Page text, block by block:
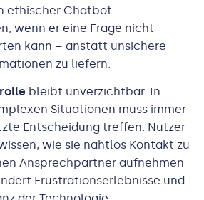
ethischer Chatbot
wenn er eine Frage nicht
kann – anstatt unsichere
zu liefern.
bleibt unverzichtbar. In
Situationen muss immer
Entscheidung treffen. Nutzer
wie sie nahtlos Kontakt zu
Ansprechpartner aufnehmen
Frustrationserlebnisse und